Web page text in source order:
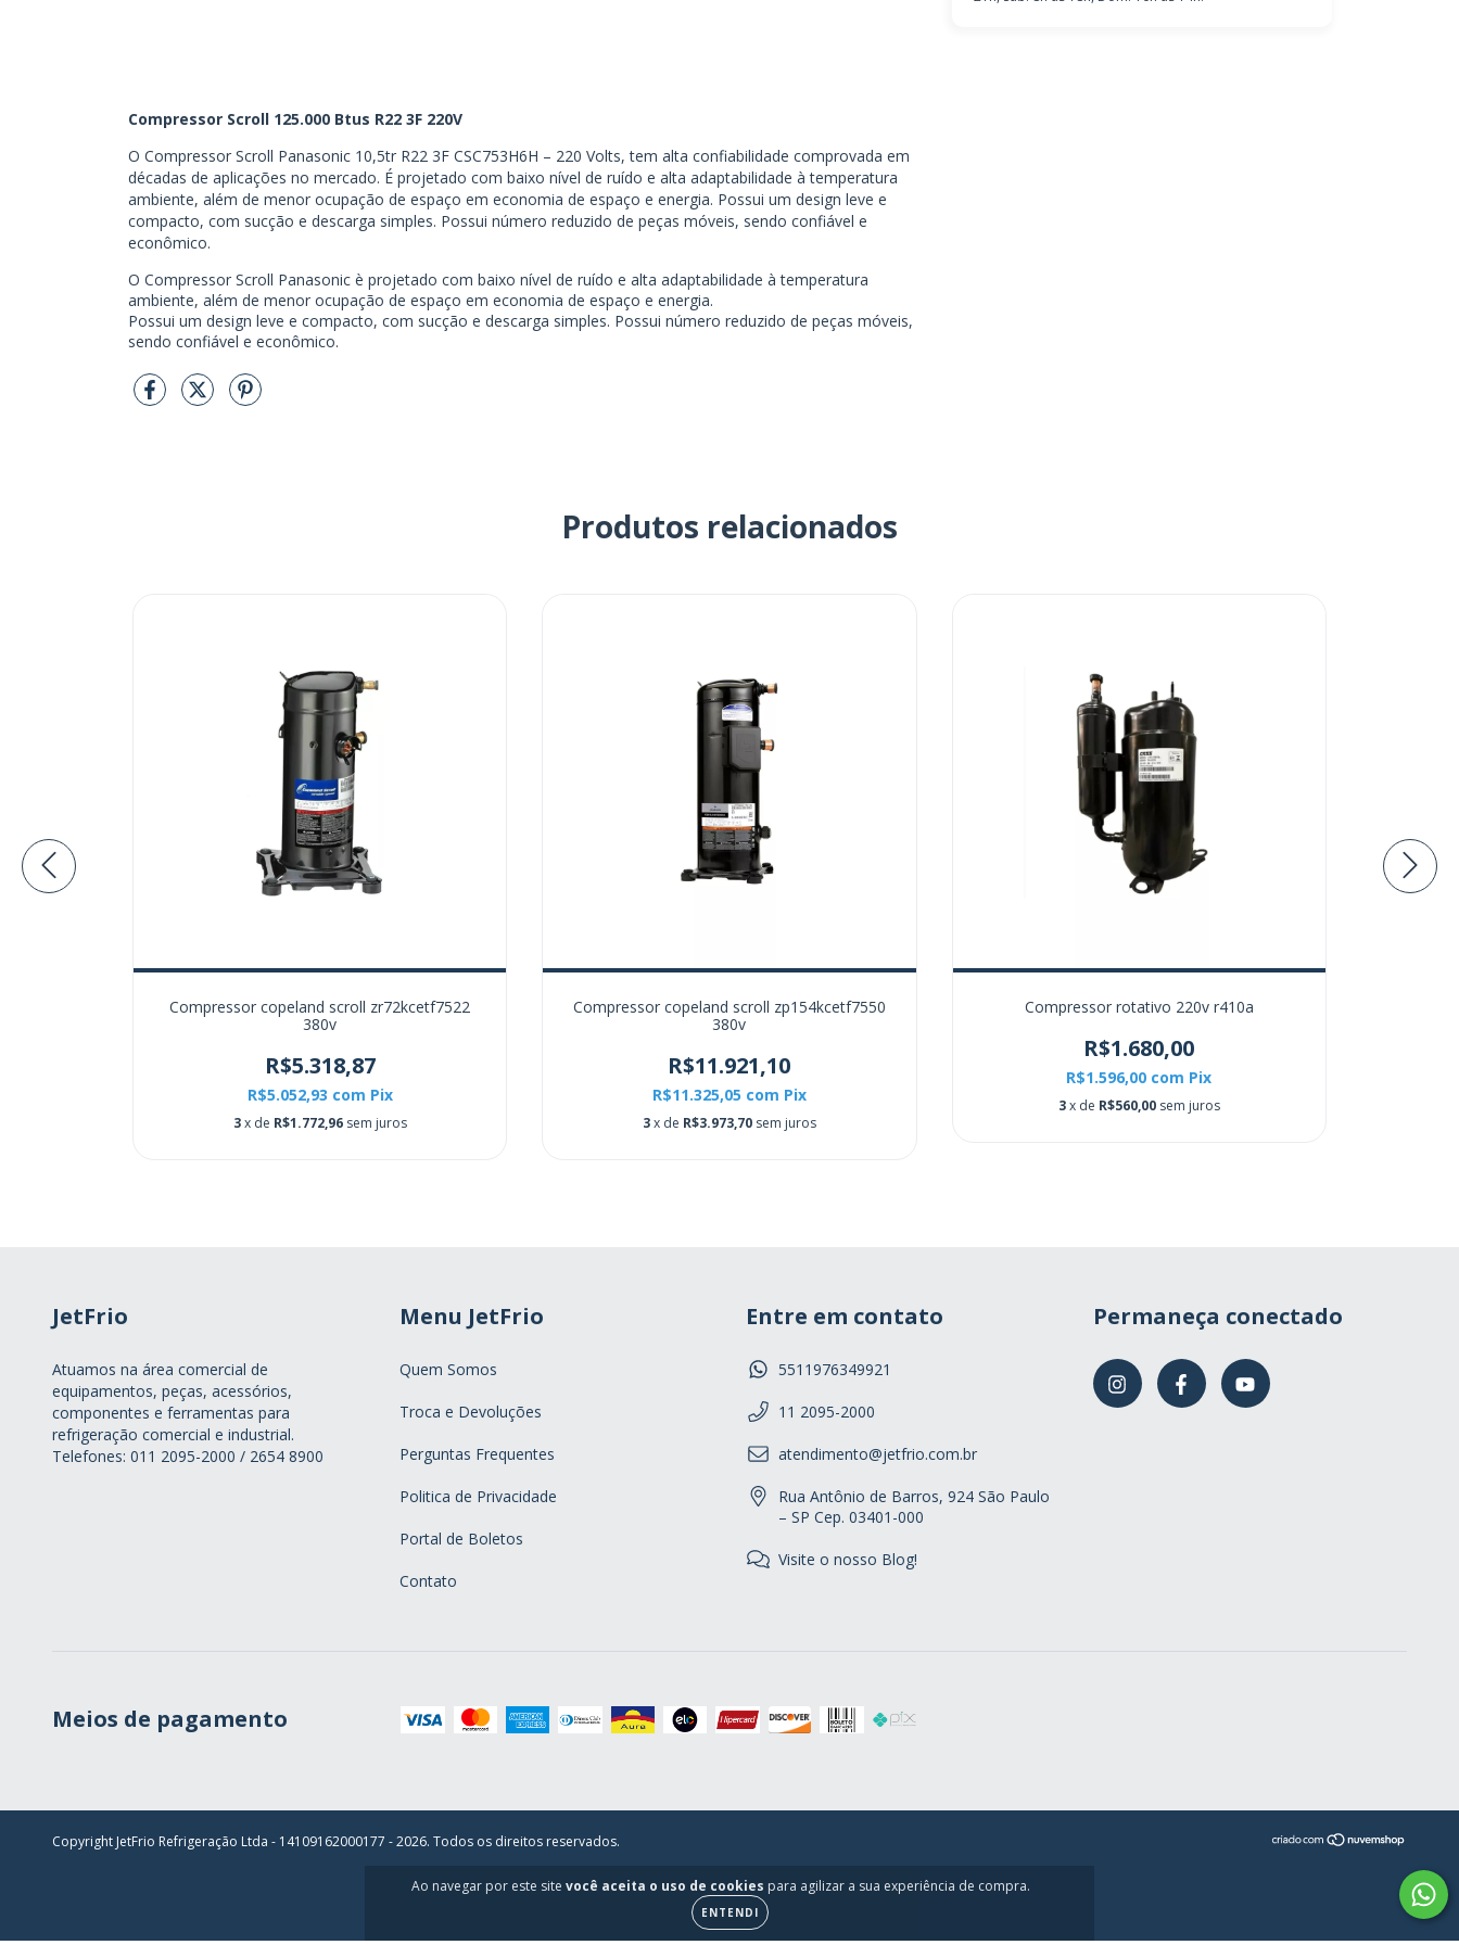
Ao navegar por este site você aceita o uso de cookies para agilizar a sua experiência de compra.
ENTENDI
Compressor Scroll 125.000 Btus R22 3F 220V
O Compressor Scroll Panasonic 10,5tr R22 3F CSC753H6H – 220 Volts, tem alta confiabilidade comprovada em
décadas de aplicações no mercado. É projetado com baixo nível de ruído e alta adaptabilidade à temperatura
ambiente, além de menor ocupação de espaço em economia de espaço e energia. Possui um design leve e
compacto, com sucção e descarga simples. Possui número reduzido de peças móveis, sendo confiável e
econômico.
O Compressor Scroll Panasonic è projetado com baixo nível de ruído e alta adaptabilidade à temperatura
ambiente, além de menor ocupação de espaço em economia de espaço e energia.
Possui um design leve e compacto, com sucção e descarga simples. Possui número reduzido de peças móveis,
sendo confiável e econômico.
Produtos relacionados
Compressor copeland scroll zr72kcetf7522
380v
R$5.318,87
R$5.052,93 com Pix
3x de R$1.772,96 sem juros
Compressor copeland scroll zp154kcetf7550
380v
R$11.921,10
R$11.325,05 com Pix
3x de R$3.973,70 sem juros
Compressor rotativo 220v r410a
R$1.680,00
R$1.596,00 com Pix
3x de R$560,00 sem juros
JetFrio
Atuamos na área comercial de
equipamentos, peças, acessórios,
componentes e ferramentas para
refrigeração comercial e industrial.
Telefones: 011 2095-2000 / 2654 8900
Menu JetFrio
Quem Somos
Troca e Devoluções
Perguntas Frequentes
Politica de Privacidade
Portal de Boletos
Contato
Entre em contato
5511976349921
11 2095-2000
atendimento@jetfrio.com.br
Rua Antônio de Barros, 924 São Paulo
– SP Cep. 03401-000
Visite o nosso Blog!
Permaneça conectado
Meios de pagamento
Copyright JetFrio Refrigeração Ltda - 14109162000177 - 2026. Todos os direitos reservados.